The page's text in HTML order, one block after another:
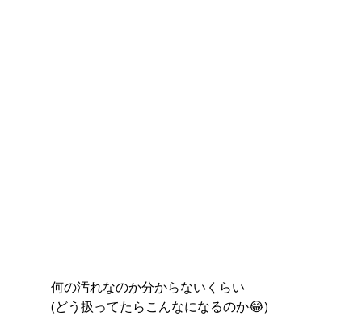
何の汚れなのか分からないくらい
(どう扱ってたらこんなになるのか😂)